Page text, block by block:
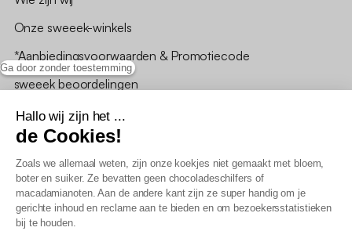
Ga door zonder toestemming
Hallo wij zijn het ...
de Cookies!
Zoals we allemaal weten, zijn onze koekjes niet gemaakt met bloem,
boter en suiker. Ze bevatten geen chocoladeschilfers of
macadamianoten. Aan de andere kant zijn ze super handig om je
gerichte inhoud en reclame aan te bieden en om bezoekersstatistieken
bij te houden.
Onze sweeek-winkels
*Aanbiedingsvoorwaarden & Promotiecode
sweeek beoordelingen
Algemene verkoopsvoorwaarden
AV loyaliteitsprogramma
Beleid persoonsgegevens